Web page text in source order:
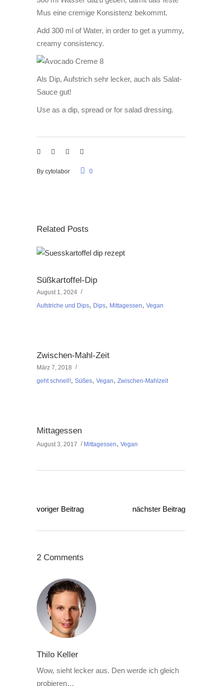
Mus eine cremige Konsistenz bekommt.
Add 300 ml of Water, in order to get a yummy,
creamy consistency.
Als Dip, Aufstrich sehr lecker, auch als Salat-
Sauce gut!
Use as a dip, spread or for salad dressing.
By cytolabor 0
Related Posts
Süßkartoffel-Dip
August 1, 2024
Aufstriche und Dips, Dips, Mittagessen, Vegan
Zwischen-Mahl-Zeit
März 7, 2018
geht schnell!, Süßes, Vegan, Zwischen-Mahlzeit
Mittagessen
August 3, 2017 Mittagessen, Vegan
voriger Beitrag nächster Beitrag
2 Comments
Thilo Keller
Wow, sieht lecker aus. Den werde ich gleich
probieren…